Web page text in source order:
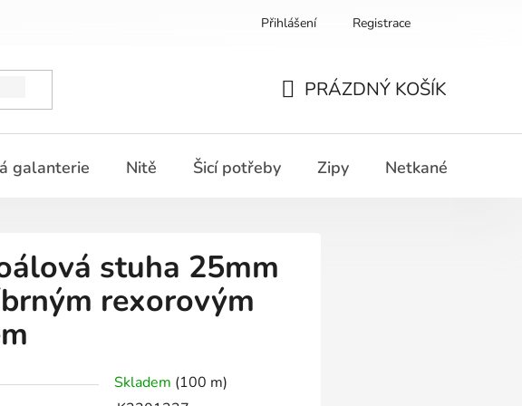
Přihlášení Registrace
KOŠÍK
PRÁZDNÝ KOŠÍK
galanterie Nitě Šicí potřeby Zipy Netkané textilie
stuha 25mm
rexorovým
Skladem (100 m)